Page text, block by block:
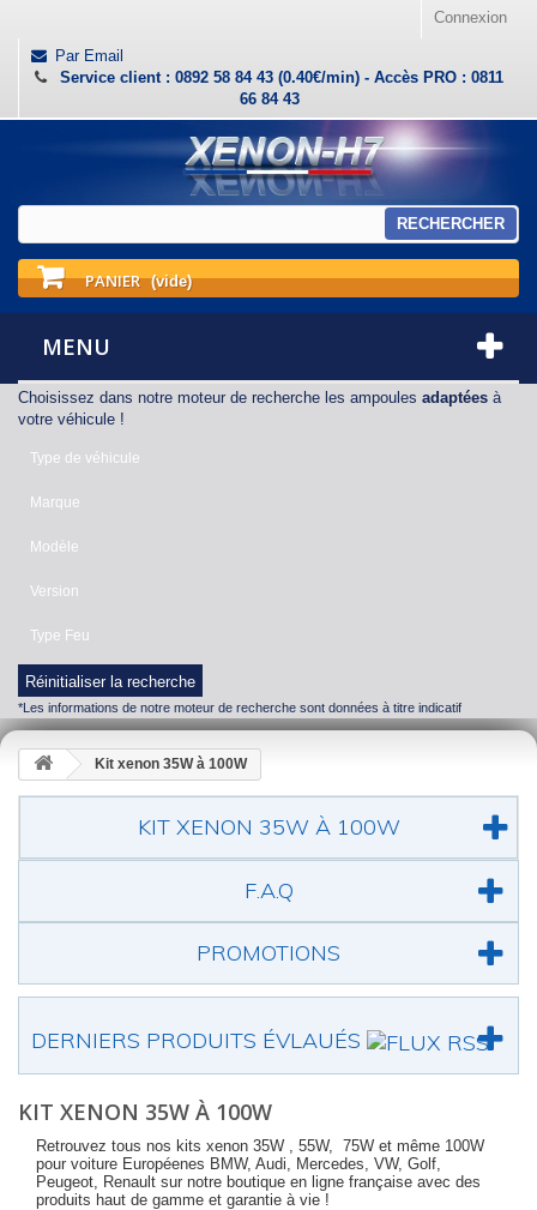
Connexion
Par Email
Service client : 0892 58 84 43 (0.40€/min) - Accès PRO : 0811
66 84 43
RECHERCHER
PANIER (vide)
MENU
Choisissez dans notre moteur de recherche les ampoules adaptées à
votre véhicule !
Type de véhicule
Marque
Modèle
Version
Type Feu
Réinitialiser la recherche
*Les informations de notre moteur de recherche sont données à titre indicatif
Kit xenon 35W à 100W
KIT XENON 35W À 100W
F.A.Q
PROMOTIONS
DERNIERS PRODUITS ÉVLAUÉS
KIT XENON 35W À 100W
Retrouvez tous nos kits xenon 35W , 55W, 75W et même 100W
pour voiture Européenes BMW, Audi, Mercedes, VW, Golf,
Peugeot, Renault sur notre boutique en ligne française avec des
produits haut de gamme et garantie à vie !